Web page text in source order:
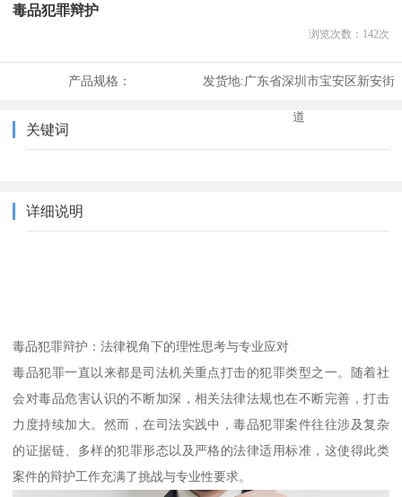
毒品犯罪辩护
浏览次数： 142次
产品规格： 发货地:广东省深圳市宝安区新安街
道
关键词
详细说明
毒品犯罪辩护：法律视角下的理性思考与专业应对
毒品犯罪一直以来都是司法机关重点打击的犯罪类型之一。随着社
会对毒品危害认识的不断加深，相关法律法规也在不断完善，打击
力度持续加大。然而，在司法实践中，毒品犯罪案件往往涉及复杂
的证据链、多样的犯罪形态以及严格的法律适用标准，这使得此类
案件的辩护工作充满了挑战与专业性要求。